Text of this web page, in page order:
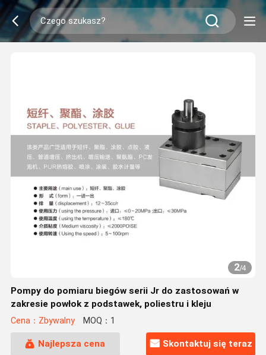
2/4
Pompy do pomiaru biegów serii Jr do zastosowań w
zakresie powłok z podstawek, poliestru i kleju
Cena：Zbywalny MOQ：1
Najlepsza cena Skontaktuj się teraz